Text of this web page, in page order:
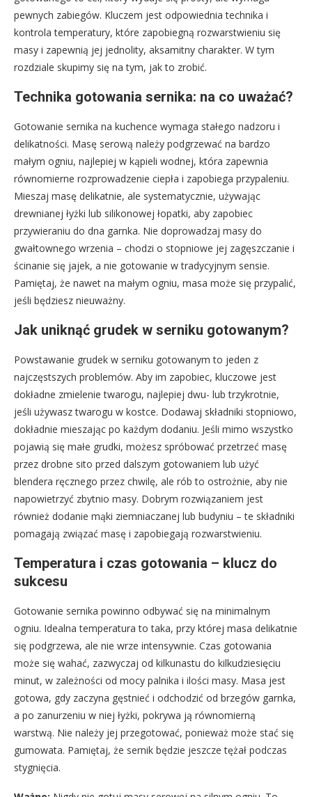
pewnych zabiegów. Kluczem jest odpowiednia technika i
kontrola temperatury, które zapobiegną rozwarstwieniu się
masy i zapewnią jej jednolity, aksamitny charakter. W tym
rozdziale skupimy się na tym, jak to zrobić.
Technika gotowania sernika: na co uważać?
Gotowanie sernika na kuchence wymaga stałego nadzoru i
delikatności. Masę serową należy podgrzewać na bardzo
małym ogniu, najlepiej w kąpieli wodnej, która zapewnia
równomierne rozprowadzenie ciepła i zapobiega przypaleniu.
Mieszaj masę delikatnie, ale systematycznie, używając
drewnianej łyżki lub silikonowej łopatki, aby zapobiec
przywieraniu do dna garnka. Nie doprowadzaj masy do
gwałtownego wrzenia – chodzi o stopniowe jej zagęszczanie i
ścinanie się jajek, a nie gotowanie w tradycyjnym sensie.
Pamiętaj, że nawet na małym ogniu, masa może się przypalić,
jeśli będziesz nieuważny.
Jak uniknąć grudek w serniku gotowanym?
Powstawanie grudek w serniku gotowanym to jeden z
najczęstszych problemów. Aby im zapobiec, kluczowe jest
dokładne zmielenie twarogu, najlepiej dwu- lub trzykrotnie,
jeśli używasz twarogu w kostce. Dodawaj składniki stopniowo,
dokładnie mieszając po każdym dodaniu. Jeśli mimo wszystko
pojawią się małe grudki, możesz spróbować przetrzeć masę
przez drobne sito przed dalszym gotowaniem lub użyć
blendera ręcznego przez chwilę, ale rób to ostrożnie, aby nie
napowietrzyć zbytnio masy. Dobrym rozwiązaniem jest
również dodanie mąki ziemniaczanej lub budyniu – te składniki
pomagają związać masę i zapobiegają rozwarstwieniu.
Temperatura i czas gotowania – klucz do
sukcesu
Gotowanie sernika powinno odbywać się na minimalnym
ogniu. Idealna temperatura to taka, przy której masa delikatnie
się podgrzewa, ale nie wrze intensywnie. Czas gotowania
może się wahać, zazwyczaj od kilkunastu do kilkudziesięciu
minut, w zależności od mocy palnika i ilości masy. Masa jest
gotowa, gdy zaczyna gęstnieć i odchodzić od brzegów garnka,
a po zanurzeniu w niej łyżki, pokrywa ją równomierną
warstwą. Nie należy jej przegotować, ponieważ może stać się
gumowata. Pamiętaj, że sernik będzie jeszcze tężał podczas
stygnięcia.